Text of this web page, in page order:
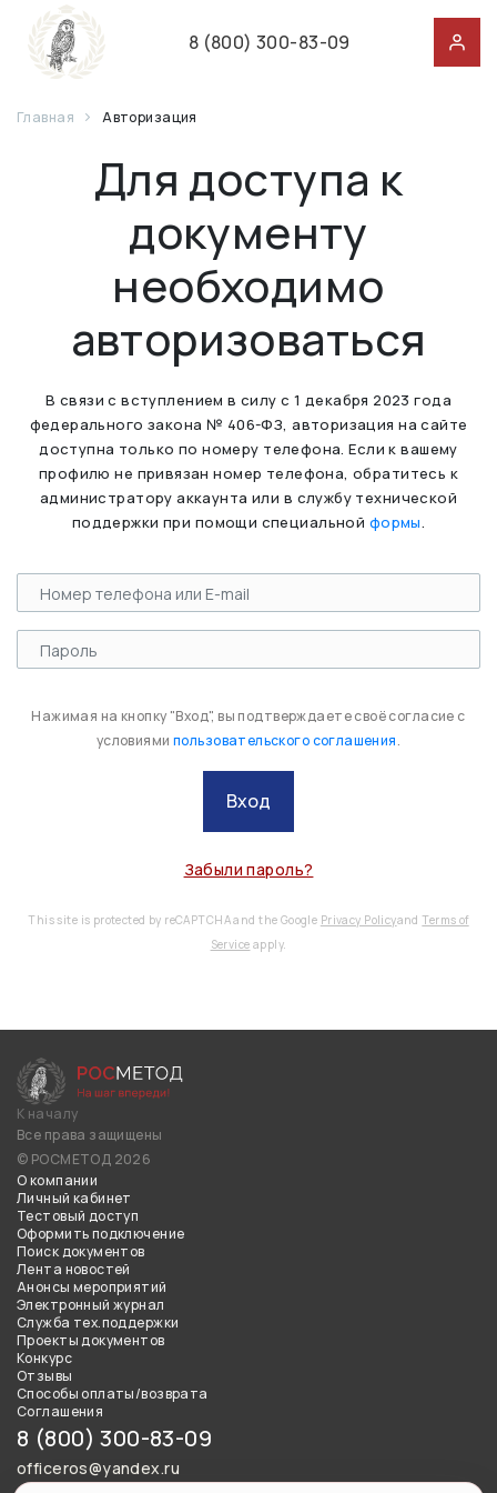
8 (800) 300-83-09
Главная Авторизация
Для доступа к
документу
необходимо
авторизоваться
В связи с вступлением в силу с 1 декабря 2023 года
федерального закона № 406-ФЗ, авторизация на сайте
доступна только по номеру телефона. Если к вашему
профилю не привязан номер телефона, обратитесь к
администратору аккаунта или в службу технической
поддержки при помощи специальной формы.
Нажимая на кнопку "Вход", вы подтверждаете своё согласие с
условиями пользовательского соглашения.
Вход
Забыли пароль?
This site is protected by reCAPTCHA and the Google Privacy PolicyandTerms of
Service apply.
К началу
Все права защищены
© РОСМЕТОД 2026
О компании
Личный кабинет
Тестовый доступ
Оформить подключение
Поиск документов
Лента новостей
Анонсы мероприятий
Электронный журнал
Служба тех.поддержки
Проекты документов
Конкурс
Отзывы
Способы оплаты/возврата
Соглашения
8 (800) 300-83-09
officeros@yandex.ru